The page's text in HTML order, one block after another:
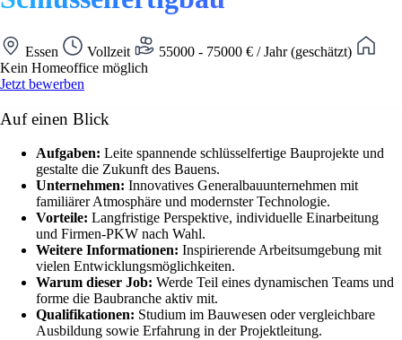
Essen Vollzeit
55000 - 75000 € / Jahr (geschätzt)
Kein Homeoffice möglich
Jetzt bewerben
Auf einen Blick
Aufgaben: Leite spannende schlüsselfertige Bauprojekte und
gestalte die Zukunft des Bauens.
Unternehmen: Innovatives Generalbauunternehmen mit
familiärer Atmosphäre und modernster Technologie.
Vorteile: Langfristige Perspektive, individuelle Einarbeitung
und Firmen-PKW nach Wahl.
Weitere Informationen: Inspirierende Arbeitsumgebung mit
vielen Entwicklungsmöglichkeiten.
Warum dieser Job: Werde Teil eines dynamischen Teams und
forme die Baubranche aktiv mit.
Qualifikationen: Studium im Bauwesen oder vergleichbare
Ausbildung sowie Erfahrung in der Projektleitung.